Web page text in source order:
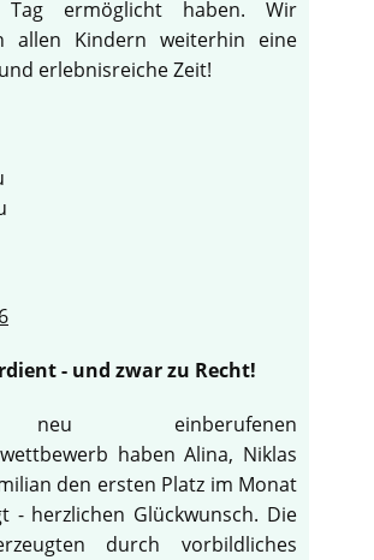
Tag ermöglicht haben. Wir
allen Kindern weiterhin eine
erlebnisreiche Zeit!
- und zwar zu Recht!
einberufenen
haben Alina, Niklas
den ersten Platz im Monat
- herzlichen Glückwunsch. Die
durch vorbildliches